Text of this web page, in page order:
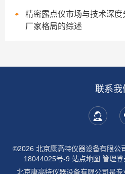
精密露点仪市场与技术深
厂家格局的综述
联系我
©2026 北京康高特仪器设备有限公
18044025号-9 站点地图 管理登
北京康高特仪器设备有限公司是专